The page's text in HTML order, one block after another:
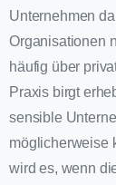
Unternehmen
Organisationen
häufig über
Praxis birgt
sensible
möglicherweise
wird es, wenn